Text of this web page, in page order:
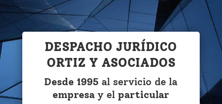
DESPACHO JURÍDICO
ORTIZ Y ASOCIADOS
Desde 1995 al servicio de la
empresay elparticular